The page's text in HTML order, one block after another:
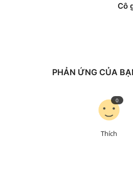
Cô
PHẢN ỨNG CỦA
Thích
0